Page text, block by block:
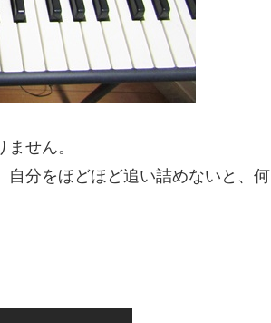
せん。
自分をほどほど追い詰めないと、何